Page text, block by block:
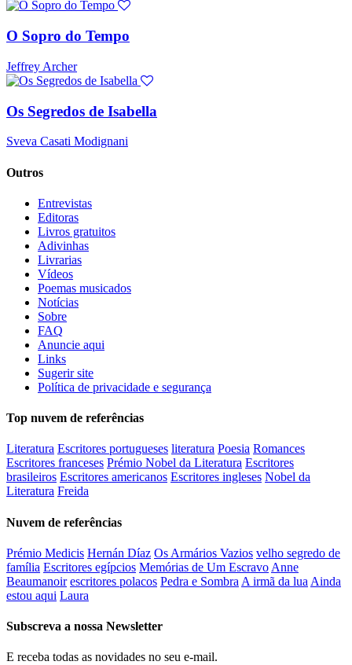
O Sopro do Tempo
Jeffrey Archer
Os Segredos de Isabella
Sveva Casati Modignani
Outros
Entrevistas
Editoras
Livros gratuitos
Adivinhas
Livrarias
Vídeos
Poemas musicados
Notícias
Sobre
FAQ
Anuncie aqui
Links
Sugerir site
Política de privacidade e segurança
Top nuvem de referências
Literatura Escritores portugueses literatura Poesia Romances
Escritores franceses Prémio Nobel da Literatura Escritores
brasileiros Escritores americanos Escritores ingleses Nobel da
Literatura Freida
Nuvem de referências
Prémio Medicis Hernán Díaz Os Armários Vazios velho segredo de
família Escritores egípcios Memórias de Um Escravo Anne
Beaumanoir escritores polacos Pedra e Sombra A irmã da lua Ainda
estou aqui Laura
Subscreva a nossa Newsletter
E receba todas as novidades no seu e-mail.